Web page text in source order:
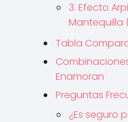
3. Efecto
Mantequilla
Tabla
Enamoran
Preguntas
¿Es seguro